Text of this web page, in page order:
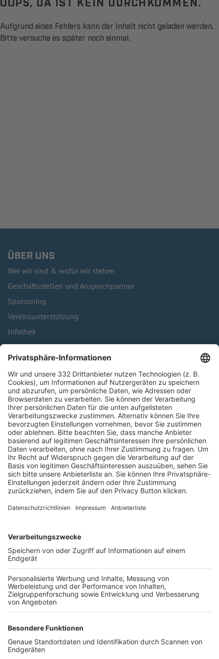
Aufgrund eines Fehlers kann der Inhalt nicht geladen werden.
Bitte versuche es später noch einmal.
ÜBER UNS
Wer wir sind & wofür wir stehen
Geschäftsstellen und Ansprechpartner
Sponsoring
Vereinsunterstützung
Infothek
Kontakt
HÄUFIG BESUCHTE SEITEN
Pässe und Vereinswechsel
Trainerausbildung
Schulungsangebot Vereinsmitarbeiter
BFV-Geschäftsstellen
Trainerbörse
Login SpielPlus
FOLGE DEM BFV
TOP-VEREINE
TOP-PARTNER